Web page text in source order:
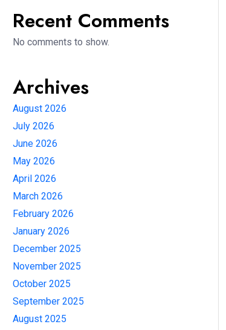
Recent Comments
No comments to show.
Archives
August 2026
July 2026
June 2026
May 2026
April 2026
March 2026
February 2026
January 2026
December 2025
November 2025
October 2025
September 2025
August 2025